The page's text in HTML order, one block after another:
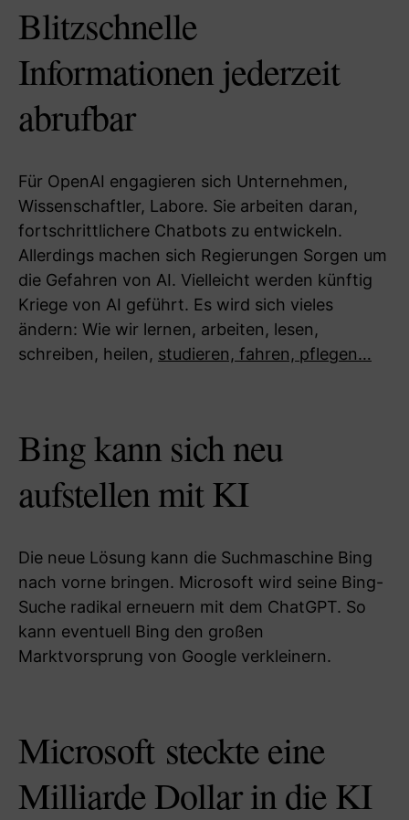
Blitzschnelle
Informationen jederzeit
abrufbar
Für OpenAI engagieren sich Unternehmen,
Wissenschaftler, Labore. Sie arbeiten daran,
fortschrittlichere Chatbots zu entwickeln.
Allerdings machen sich Regierungen Sorgen um
die Gefahren von AI. Vielleicht werden künftig
Kriege von AI geführt. Es wird sich vieles
ändern: Wie wir lernen, arbeiten, lesen,
schreiben, heilen, studieren, fahren, pflegen…
Bing kann sich neu
aufstellen mit KI
Die neue Lösung kann die Suchmaschine Bing
nach vorne bringen. Microsoft wird seine Bing-
Suche radikal erneuern mit dem ChatGPT. So
kann eventuell Bing den großen
Marktvorsprung von Google verkleinern.
Microsoft steckte eine
Milliarde Dollar in die KI